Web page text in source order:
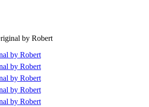
by Robert